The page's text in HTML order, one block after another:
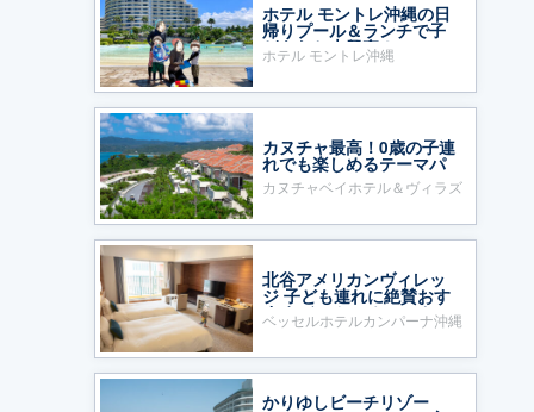
ホテル モントレ沖縄の日
帰りプール＆ランチで子
どもたち大興奮！
ホテル モントレ沖縄
カヌチャ最高！0歳の子連
れでも楽しめるテーマパ
ークのようなホテル
カヌチャベイホテル＆ヴィラズ
北谷アメリカンヴィレッ
ジ 子ども連れに絶賛おす
すめ ベッセルホテルカン
パーナ沖縄
ベッセルホテルカンパーナ沖縄
かりゆしビーチリゾー